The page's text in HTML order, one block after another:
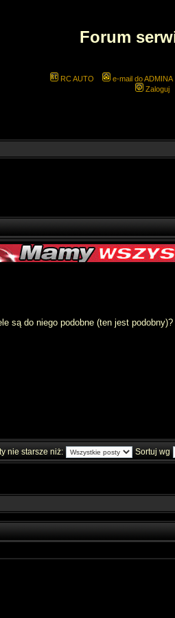
Forum
RC AUTO e-mail do ADMINA
Zaloguj
są do niego podobne (ten jest podobny)?
nie starsze niż: Sortuj wg